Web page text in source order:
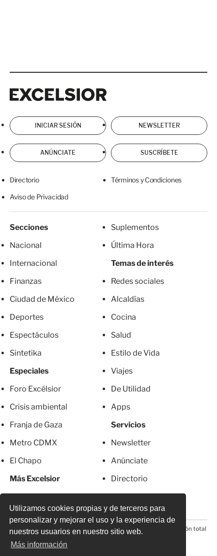
Utilizamos cookies propias y de terceros para
personalizar y mejorar el uso y la experiencia de
nuestros usuarios en nuestro sitio web.
Más información
INICIAR SESIÓN NEWSLETTER
ANÚNCIATE SUSCRÍBETE
Directorio Términos y Condiciones
Aviso de Privacidad
Secciones
Nacional
Internacional
Finanzas
Ciudad de México
Deportes
Espectáculos
Sintetika
Especiales
Foro Excélsior
Crisis ambiental
Franja de Gaza
Metro CDMX
El Chapo
Más Excelsior
Suplementos
Última Hora
Temas de interés
Redes sociales
Alcaldías
Cocina
Salud
Estilo de Vida
Viajes
De Utilidad
Apps
Servicios
Newsletter
Anúnciate
Directorio
© 2026 Todos los derechos reservados. Prohibida la reproducción total
o parcial, incluyendo cualquier medio electrónico*